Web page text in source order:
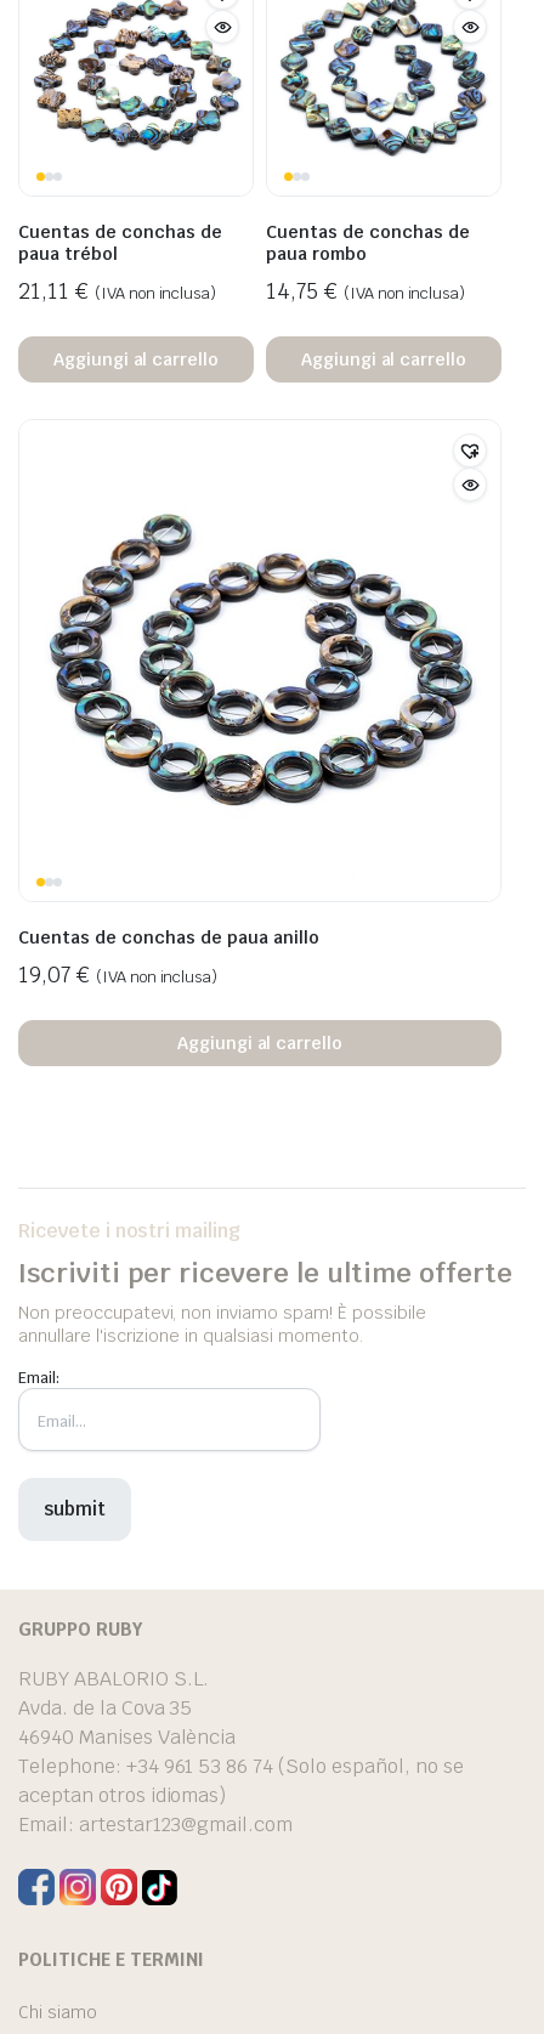
Cuentas de conchas de
paua trébol
21,11 € (IVA non inclusa)
Aggiungi al carrello
Cuentas de conchas de
paua rombo
14,75 € (IVA non inclusa)
Aggiungi al carrello
Cuentas de conchas de paua anillo
19,07 € (IVA non inclusa)
Aggiungi al carrello
Ricevete i nostri mailing
Iscriviti per ricevere le ultime offerte
Non preoccupatevi, non inviamo spam! È possibile
annullare l'iscrizione in qualsiasi momento.
Email:
GRUPPO RUBY
RUBY ABALORIO S.L.
Avda. de la Cova 35
46940 Manises València
Telephone: +34 961 53 86 74 (Solo español, no se
aceptan otros idiomas)
Email: artestar123@gmail.com
POLITICHE E TERMINI
Chi siamo